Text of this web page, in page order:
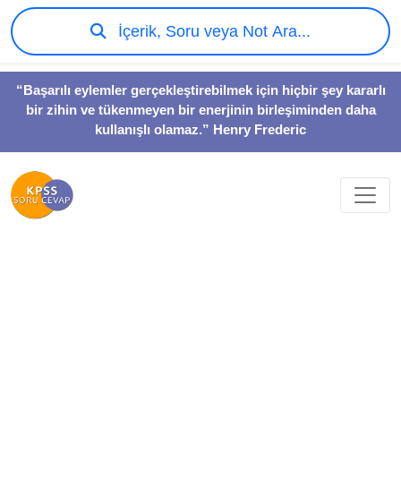
“Başarılı eylemler gerçekleştirebilmek için hiçbir şey kararlı
bir zihin ve tükenmeyen bir enerjinin birleşiminden daha
kullanışlı olamaz.” Henry Frederic
İçerik, Soru veya Not Ara...